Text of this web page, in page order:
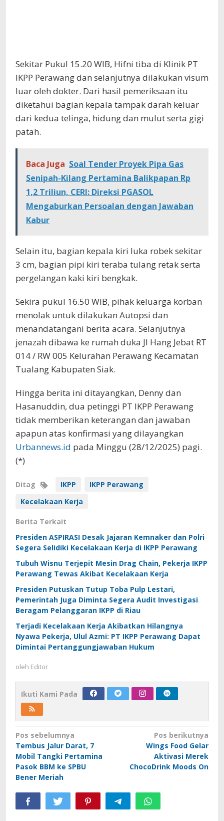
Sekitar Pukul 15.20 WIB, Hifni tiba di Klinik PT
IKPP Perawang dan selanjutnya dilakukan visum
luar oleh dokter. Dari hasil pemeriksaan itu
diketahui bagian kepala tampak darah keluar
dari kedua telinga, hidung dan mulut serta gigi
patah.
Baca Juga Soal Tender Proyek Pipa Gas
Senipah-Kilang Pertamina Balikpapan Rp
1,2 Triliun, CERI: Direksi PGASOL
Mengaburkan Persoalan dengan Jawaban
Kabur
Selain itu, bagian kepala kiri luka robek sekitar
3 cm, bagian pipi kiri teraba tulang retak serta
pergelangan kaki kiri bengkak.
Sekira pukul 16.50 WIB, pihak keluarga korban
menolak untuk dilakukan Autopsi dan
menandatangani berita acara. Selanjutnya
jenazah dibawa ke rumah duka Jl Hang Jebat RT
014 / RW 005 Kelurahan Perawang Kecamatan
Tualang Kabupaten Siak.
Hingga berita ini ditayangkan, Denny dan
Hasanuddin, dua petinggi PT IKPP Perawang
tidak memberikan keterangan dan jawaban
apapun atas konfirmasi yang dilayangkan
Urbannews.id pada Minggu (28/12/2025) pagi.
(*)
Ditag IKPP
IKPP Perawang
Kecelakaan Kerja
Berita Terkait
Presiden ASPIRASI Desak Jajaran Kemnaker dan Polri
Segera Selidiki Kecelakaan Kerja di IKPP Perawang
Tubuh Wisnu Terjepit Mesin Drag Chain, Pekerja IKPP
Perawang Tewas Akibat Kecelakaan Kerja
Presiden Putuskan Tutup Toba Pulp Lestari,
Pemerintah Juga Diminta Segera Audit Investigasi
Beragam Pelanggaran IKPP di Riau
Terjadi Kecelakaan Kerja Akibatkan Hilangnya
Nyawa Pekerja, Ulul Azmi: PT IKPP Perawang Dapat
Dimintai Pertanggungjawaban Hukum
oleh Editor
Ikuti Kami Pada
Navigasi
pos
Pos sebelumnya
Tembus Jalur Darat, 7
Mobil Tangki Pertamina
Pasok BBM ke SPBU
Bener Meriah
Pos berikutnya
Wings Food Gelar
Aktivasi Merek
ChocoDrink Moods On